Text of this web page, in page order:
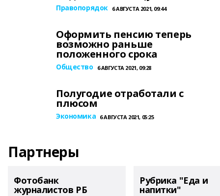
Правопорядок 6 АВГУСТА 2021, 09:44
Оформить пенсию теперь
возможно раньше
положенного срока
Общество 6 АВГУСТА 2021, 09:28
Полугодие отработали с
плюсом
Экономика 6 АВГУСТА 2021, 05:25
Партнеры
Фотобанк
журналистов РБ
Рубрика "Еда и
напитки"